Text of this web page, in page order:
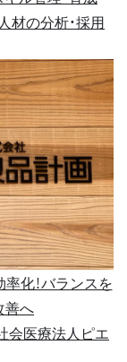
材の分析・採用
化！バランスを
善へ
会医療法人ピエ